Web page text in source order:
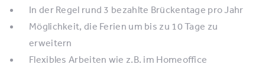
In der Regel rund 3 bezahlte Brückentage pro Jahr
Möglichkeit, die Ferien um bis zu 10 Tage zu
erweitern
Flexibles Arbeiten wie z.B. im Homeoffice